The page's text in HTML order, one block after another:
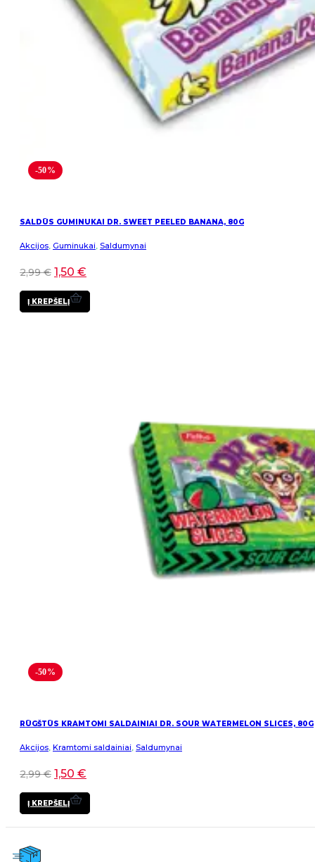
-50%
SALDŪS GUMINUKAI DR. SWEET PEELED BANANA, 80G
Akcijos, Guminukai, Saldumynai
2,99€ 1,50 €
Į KREPŠELĮ
-50%
RŪGŠTŪS KRAMTOMI SALDAINIAI DR. SOUR WATERMELON SLICES, 80G
Akcijos, Kramtomi saldainiai, Saldumynai
2,99€ 1,50 €
Į KREPŠELĮ